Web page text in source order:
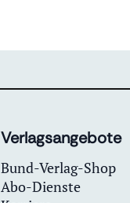
Verlagsangebote
Bund-Verlag-Shop
Abo-Dienste